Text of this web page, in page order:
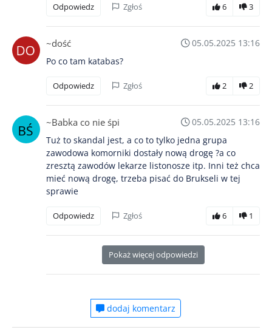
Odpowiedz Zgłoś 6 3
~dość
05.05.2025 13:16
Po co tam katabas?
Odpowiedz Zgłoś 2 2
~Babka co nie śpi
05.05.2025 13:16
Tuż to skandal jest, a co to tylko jedna grupa
zawodowa komorniki dostały nową drogę ?a co
zresztą zawodów lekarze listonosze itp. Inni też chca
mieć nową drogę, trzeba pisać do Brukseli w tej
sprawie
Odpowiedz Zgłoś 6 1
Pokaż więcej odpowiedzi
dodaj komentarz